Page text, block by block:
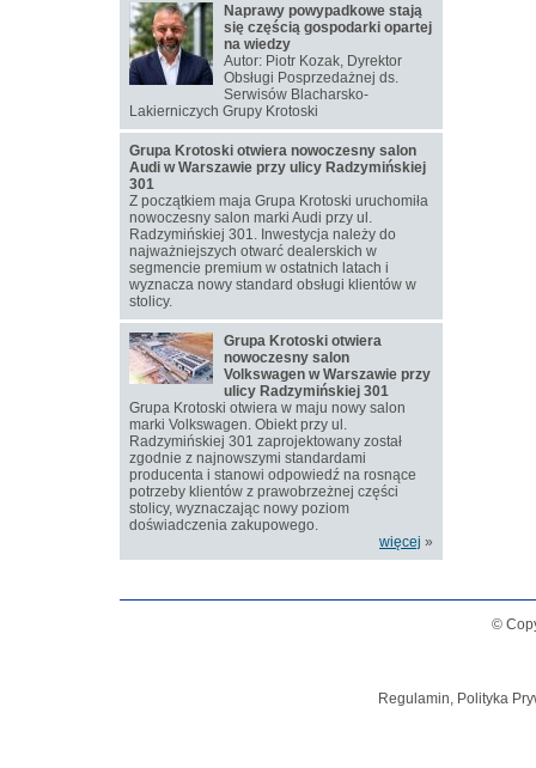
Naprawy powypadkowe stają
się częścią gospodarki opartej
na wiedzy
Autor: Piotr Kozak, Dyrektor
Obsługi Posprzedażnej ds.
Serwisów Blacharsko-
Lakierniczych Grupy Krotoski
Grupa Krotoski otwiera nowoczesny salon
Audi w Warszawie przy ulicy Radzymińskiej
301
Z początkiem maja Grupa Krotoski uruchomiła
nowoczesny salon marki Audi przy ul.
Radzymińskiej 301. Inwestycja należy do
najważniejszych otwarć dealerskich w
segmencie premium w ostatnich latach i
wyznacza nowy standard obsługi klientów w
stolicy.
Grupa Krotoski otwiera
nowoczesny salon
Volkswagen w Warszawie przy
ulicy Radzymińskiej 301
Grupa Krotoski otwiera w maju nowy salon
marki Volkswagen. Obiekt przy ul.
Radzymińskiej 301 zaprojektowany został
zgodnie z najnowszymi standardami
producenta i stanowi odpowiedź na rosnące
potrzeby klientów z prawobrzeżnej części
stolicy, wyznaczając nowy poziom
doświadczenia zakupowego.
więcej »
©
Regulamin, Polityka